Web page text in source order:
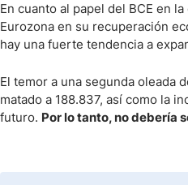
En cuanto al papel del BCE en
Eurozona en su recuperación
hay una fuerte tendencia a
El temor a una segunda oleada
matado a 188.837, así como la
futuro. Por lo tanto, no debería